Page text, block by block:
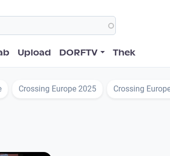
Upload DORFTV Thek
Crossing Europe 2025 Crossing